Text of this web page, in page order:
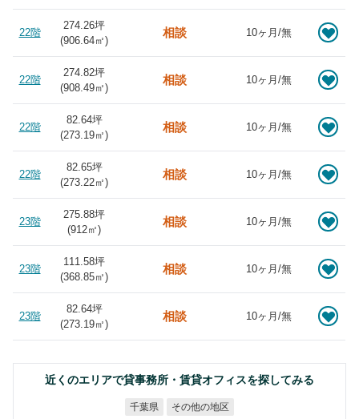
22階
274.26坪
(906.64㎡)
相談 10ヶ月/無
22階
274.82坪
(908.49㎡)
相談 10ヶ月/無
22階
82.64坪
(273.19㎡)
相談 10ヶ月/無
22階
82.65坪
(273.22㎡)
相談 10ヶ月/無
23階
275.88坪
(912㎡)
相談 10ヶ月/無
23階
111.58坪
(368.85㎡)
相談 10ヶ月/無
23階
82.64坪
(273.19㎡)
相談 10ヶ月/無
近くのエリアで貸事務所・賃貸オフィスを探してみる
千葉県 その他の地区